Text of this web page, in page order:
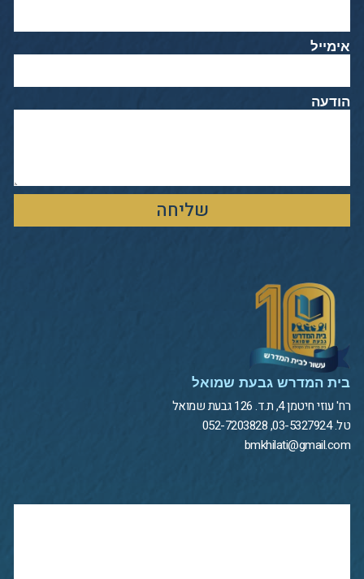
אימייל
הודעה
שליחה
בית המדרש גבעת שמואל
רח' עוזי חיטמן 4, ת.ד. 126 גבעת שמואל
טל. 03-5327924, 052-7203828
bmkhilati@gmail.com